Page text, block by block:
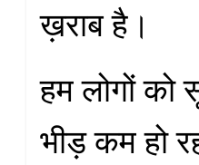
ख़राब है।
हम लोगों को
भीड़ कम हो